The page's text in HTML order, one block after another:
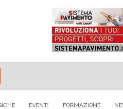
EVENTI FORMAZIONE